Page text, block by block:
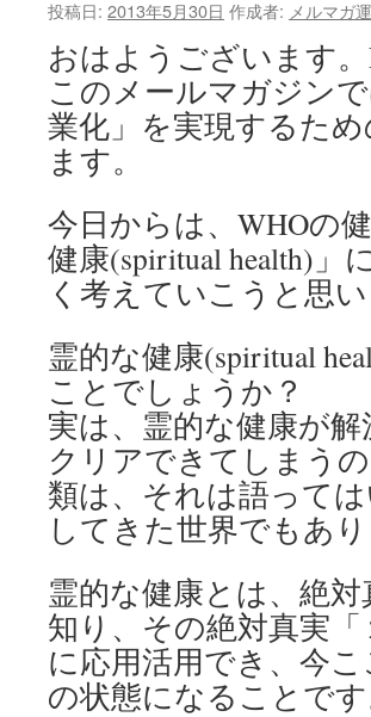
投稿日: 2013年5月30日 作成者: メルマガ
おはようございます。
このメールマガジン
業化」を実現するた
ます。
今日からは、WHOの
健康(spiritual health)
く考えていこうと思い
霊的な健康(spiritual
ことでしょうか？
実は、霊的な健康が
クリアできてしまう
類は、それは語って
してきた世界でもあり
霊的な健康とは、絶
知り、その絶対真実
に応用活用でき、今
の状態になることです